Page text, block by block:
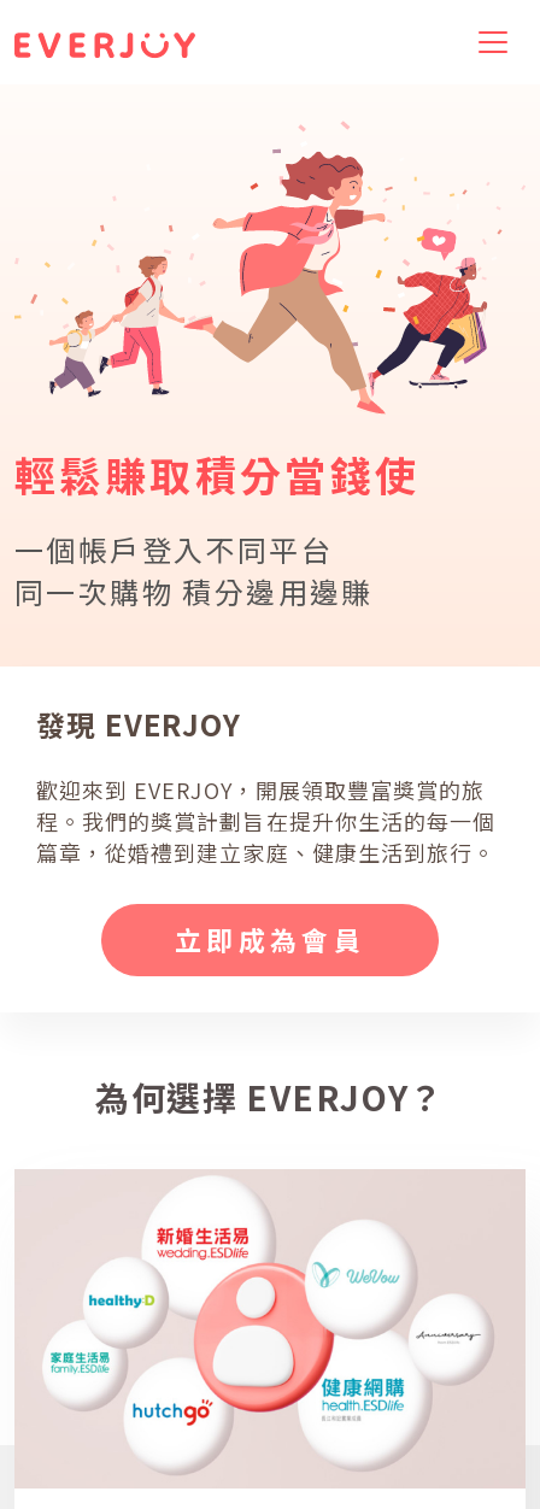
輕鬆賺取積分當錢使
一個帳戶登入不同平台
同一次購物 積分邊用邊賺
發現 EVERJOY
歡迎來到 EVERJOY，開展領取豐富獎賞的旅
程。我們的獎賞計劃旨在提升你生活的每一個
篇章，從婚禮到建立家庭、健康生活到旅行。
立即成為會員
為何選擇 EVERJOY？